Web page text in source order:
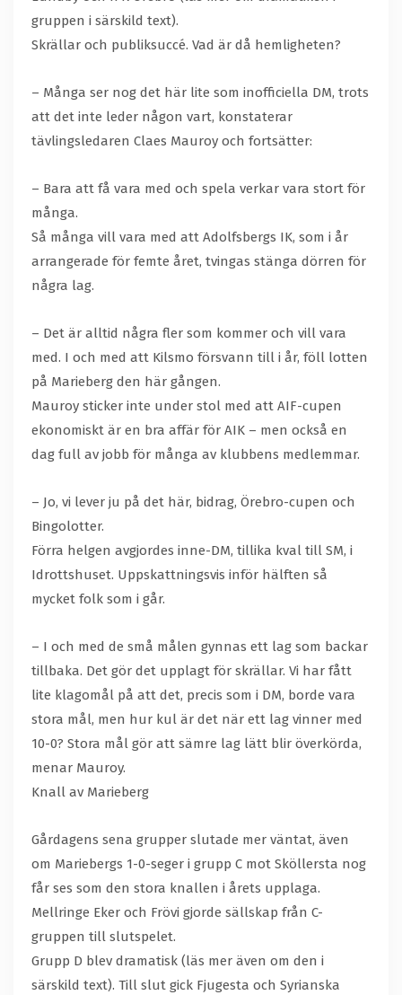
gruppen i särskild text).
Skrällar och publiksuccé. Vad är då hemligheten?
– Många ser nog det här lite som inofficiella DM, trots
att det inte leder någon vart, konstaterar
tävlingsledaren Claes Mauroy och fortsätter:
– Bara att få vara med och spela verkar vara stort för
många.
Så många vill vara med att Adolfsbergs IK, som i år
arrangerade för femte året, tvingas stänga dörren för
några lag.
– Det är alltid några fler som kommer och vill vara
med. I och med att Kilsmo försvann till i år, föll lotten
på Marieberg den här gången.
Mauroy sticker inte under stol med att AIF-cupen
ekonomiskt är en bra affär för AIK – men också en
dag full av jobb för många av klubbens medlemmar.
– Jo, vi lever ju på det här, bidrag, Örebro-cupen och
Bingolotter.
Förra helgen avgjordes inne-DM, tillika kval till SM, i
Idrottshuset. Uppskattningsvis inför hälften så
mycket folk som i går.
– I och med de små målen gynnas ett lag som backar
tillbaka. Det gör det upplagt för skrällar. Vi har fått
lite klagomål på att det, precis som i DM, borde vara
stora mål, men hur kul är det när ett lag vinner med
10-0? Stora mål gör att sämre lag lätt blir överkörda,
menar Mauroy.
Knall av Marieberg
Gårdagens sena grupper slutade mer väntat, även
om Mariebergs 1-0-seger i grupp C mot Sköllersta nog
får ses som den stora knallen i årets upplaga.
Mellringe Eker och Frövi gjorde sällskap från C-
gruppen till slutspelet.
Grupp D blev dramatisk (läs mer även om den i
särskild text). Till slut gick Fjugesta och Syrianska